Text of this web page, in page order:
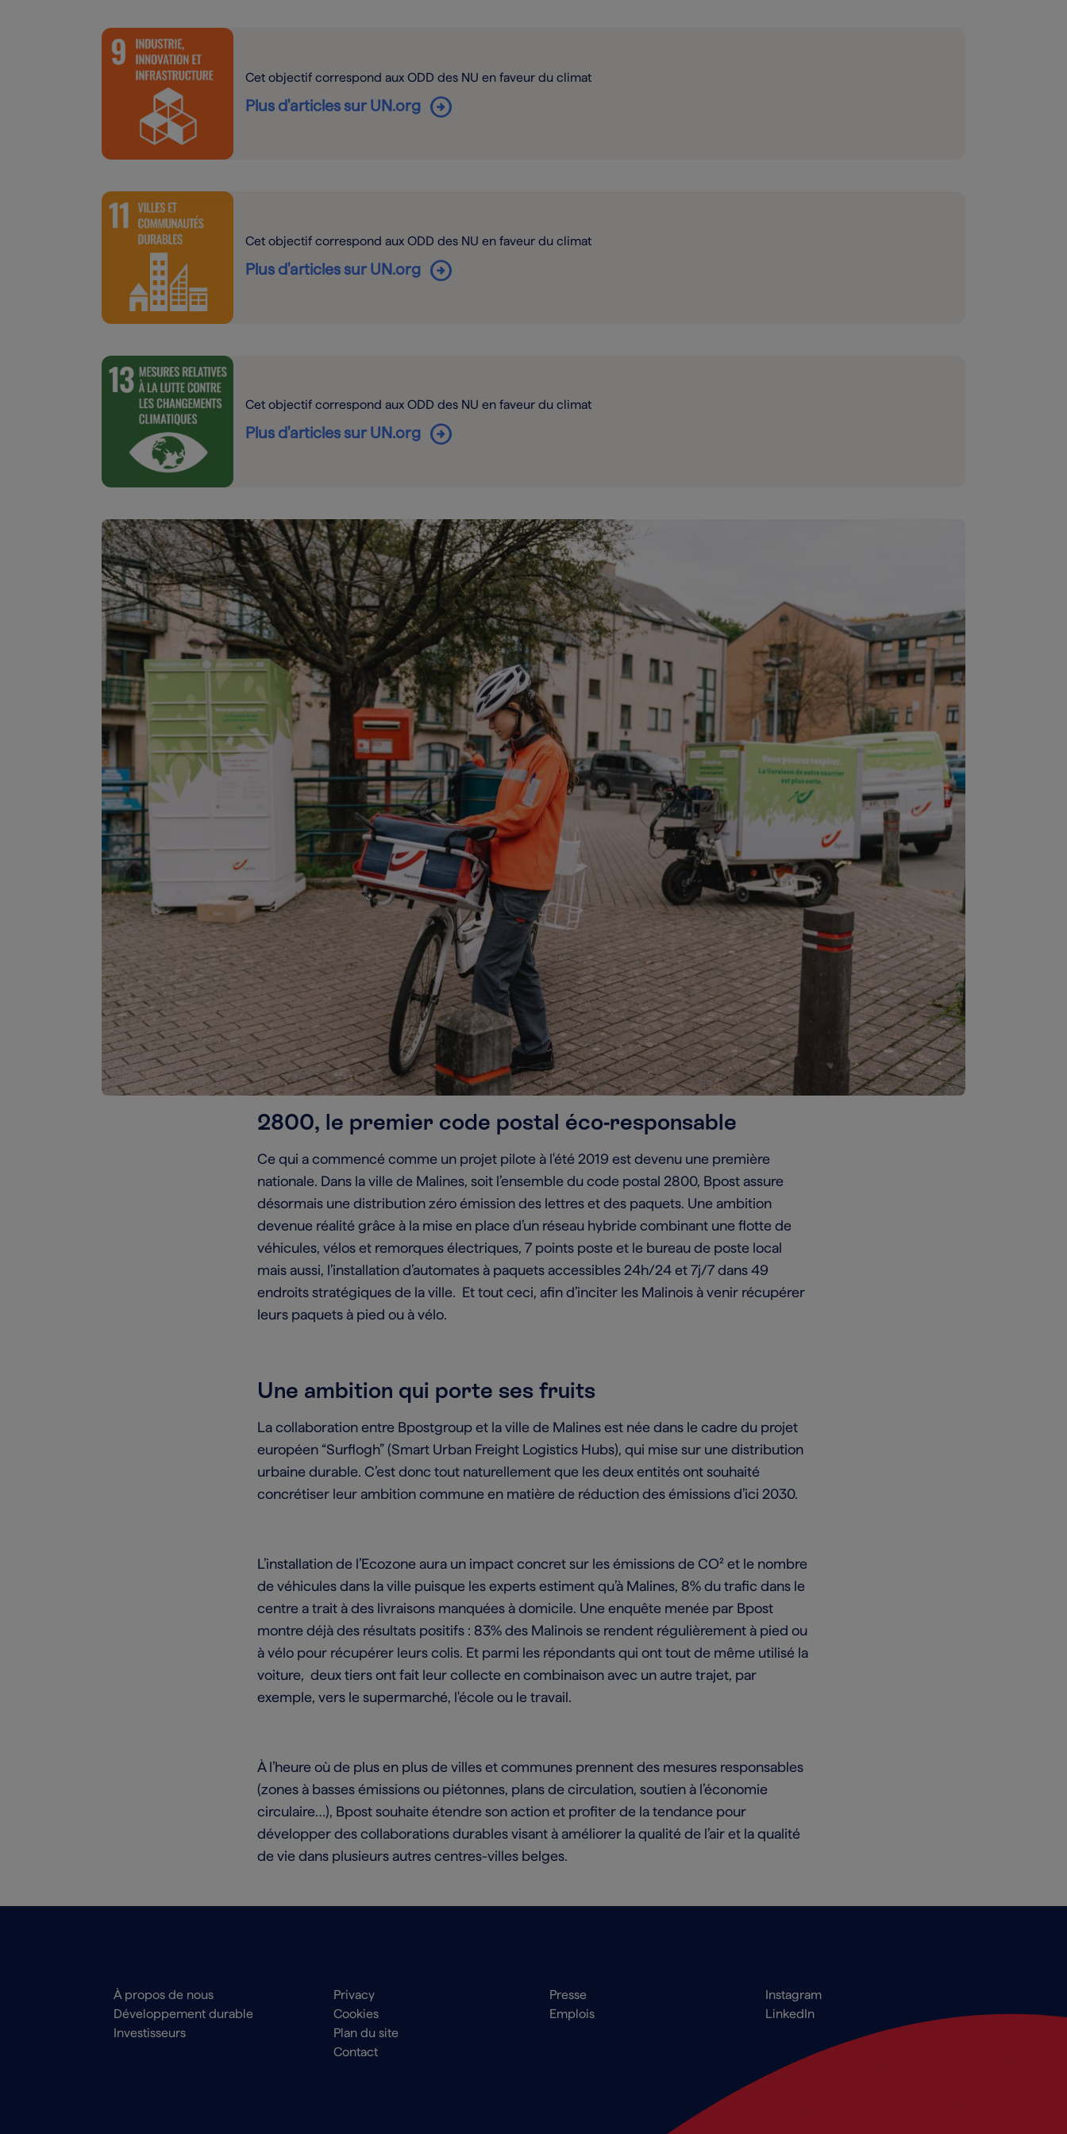
Cet objectif correspond aux ODD des NU en faveur du climat
Plus d'articles sur UN.org arrow_circle_right
Cet objectif correspond aux ODD des NU en faveur du climat
Plus d'articles sur UN.org arrow_circle_right
Cet objectif correspond aux ODD des NU en faveur du climat
Plus d'articles sur UN.org arrow_circle_right
2800, le premier code postal éco-responsable
Ce qui a commencé comme un projet pilote à l'été 2019 est devenu une première
nationale. Dans la ville de Malines, soit l’ensemble du code postal 2800, Bpost assure
désormais une distribution zéro émission des lettres et des paquets. Une ambition
devenue réalité grâce à la mise en place d’un réseau hybride combinant une flotte de
véhicules, vélos et remorques électriques, 7 points poste et le bureau de poste local
mais aussi, l’installation d’automates à paquets accessibles 24h/24 et 7j/7 dans 49
endroits stratégiques de la ville. Et tout ceci, afin d’inciter les Malinois à venir récupérer
leurs paquets à pied ou à vélo.
Une ambition qui porte ses fruits
La collaboration entre Bpostgroup et la ville de Malines est née dans le cadre du projet
européen “Surflogh” (Smart Urban Freight Logistics Hubs), qui mise sur une distribution
urbaine durable. C’est donc tout naturellement que les deux entités ont souhaité
concrétiser leur ambition commune en matière de réduction des émissions d’ici 2030.
L’installation de l’Ecozone aura un impact concret sur les émissions de CO² et le nombre
de véhicules dans la ville puisque les experts estiment qu’à Malines, 8% du trafic dans le
centre a trait à des livraisons manquées à domicile. Une enquête menée par Bpost
montre déjà des résultats positifs : 83% des Malinois se rendent régulièrement à pied ou
à vélo pour récupérer leurs colis. Et parmi les répondants qui ont tout de même utilisé la
voiture, deux tiers ont fait leur collecte en combinaison avec un autre trajet, par
exemple, vers le supermarché, l'école ou le travail.
À l’heure où de plus en plus de villes et communes prennent des mesures responsables
(zones à basses émissions ou piétonnes, plans de circulation, soutien à l’économie
circulaire…), Bpost souhaite étendre son action et profiter de la tendance pour
développer des collaborations durables visant à améliorer la qualité de l’air et la qualité
de vie dans plusieurs autres centres-villes belges.
Main
navigation
Footer
À propos de nous
Développement durable
Investisseurs
Footer
menu
Privacy
Cookies
Plan du site
Contact
Secondary
Navigation
Presse
Emplois
Footer_Social
Instagram
LinkedIn